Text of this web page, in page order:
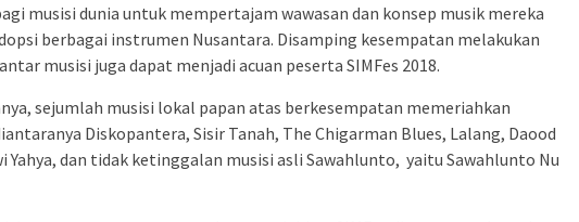
musisi dunia untuk mempertajam wawasan dan konsep musik mereka
berbagai instrumen Nusantara. Disamping kesempatan melakukan
musisi juga dapat menjadi acuan peserta SIMFes 2018.
sejumlah musisi lokal papan atas berkesempatan memeriahkan
Diskopantera, Sisir Tanah, The Chigarman Blues, Lalang, Daood
Yahya, dan tidak ketinggalan musisi asli Sawahlunto, yaitu Sawahlunto Nu